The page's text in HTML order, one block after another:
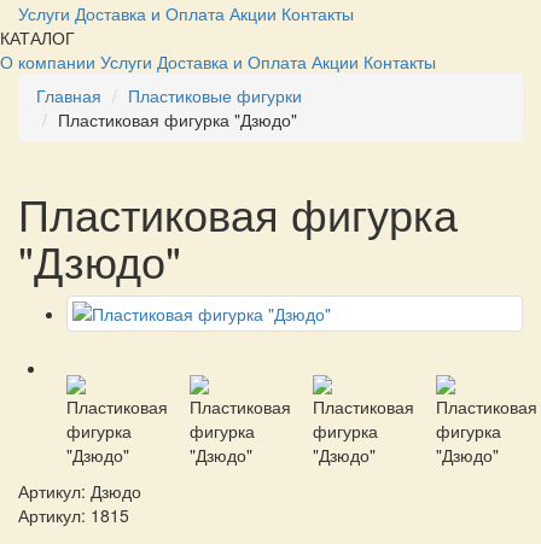
Услуги Доставка и Оплата Акции Контакты
КАТАЛОГ
О компании Услуги Доставка и Оплата Акции Контакты
Главная
Пластиковые фигурки
Пластиковая фигурка "Дзюдо"
Пластиковая фигурка
"Дзюдо"
Артикул: Дзюдо
Артикул: 1815